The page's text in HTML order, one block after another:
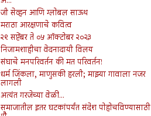
जी सेव्हन आणि ग्लोबल साऊथ
मराठा आरक्षणाचे कवित्व
२९ सप्टेंबर ते ०५ ऑक्टोबर २०२३
निजामशाहीचा वेदनादायी विलय
संघाचे मनपरिवर्तन की मत परिवर्तन!
धर्म जिंकला, माणुसकी हरली; माझ्या गावाला नजर
लागली
अत्यंत गरजेच्या वेळी...
समाजातील इतर घटकांपर्यंत संदेश पोहोचविण्यासाठी